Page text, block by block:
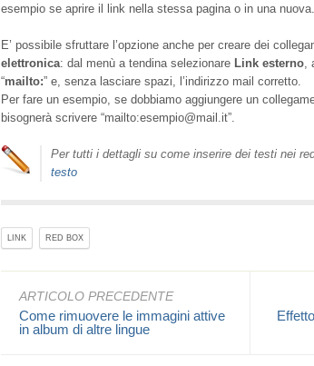
esempio se aprire il link nella stessa pagina o in una nuova.
E’ possibile sfruttare l’opzione anche per creare dei
elettronica: dal menù a tendina selezionare Link esterno,
“mailto:” e, senza lasciare spazi, l’indirizzo mail corretto.
Per fare un esempio, se dobbiamo aggiungere un
bisognerà scrivere “mailto:esempio@mail.it”.
Per tutti i dettagli su come inserire dei testi nei
testo
LINK RED BOX
ARTICOLO PRECEDENTE
Come rimuovere le immagini attive
in album di altre lingue